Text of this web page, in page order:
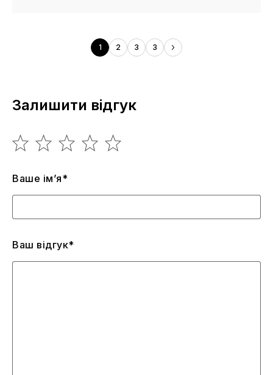
1 2 3 3
Залишити відгук
Ваше ім’я*
Ваш відгук*